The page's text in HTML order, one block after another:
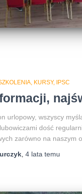
KURSY, IPSC
urlopowy, wszyscy
dość
zarówno na naszym
, 4 lata temu